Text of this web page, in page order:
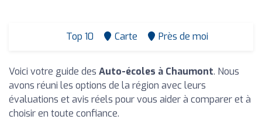
Top 10 Carte Près de moi
Voici votre guide des Auto-écoles à Chaumont. Nous
avons réuni les options de la région avec leurs
évaluations et avis réels pour vous aider à comparer et à
choisir en toute confiance.